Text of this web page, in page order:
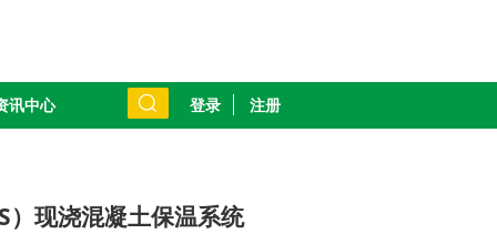
讯中心 登录 注册
）现浇混凝土保温系统